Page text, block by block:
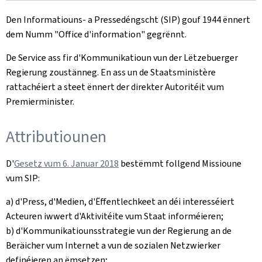
Den Informatiouns- a Pressedéngscht (SIP) gouf 1944 ënnert
dem Numm "Office d'information" gegrënnt.
De Service ass fir d'Kommunikatioun vun der Lëtzebuerger
Regierung zoustänneg. En ass un de Staatsministère
rattachéiert a steet ënnert der direkter Autoritéit vum
Premierminister.
Attributiounen
D'Gesetz vum 6. Januar 2018 bestëmmt follgend Missioune
vum SIP:
a) d'Press, d'Medien, d'Ëffentlechkeet an déi interesséiert
Acteuren iwwert d'Aktivitéite vum Staat informéieren;
b) d'Kommunikatiounsstrategie vun der Regierung an de
Beräicher vum Internet a vun de sozialen Netzwierker